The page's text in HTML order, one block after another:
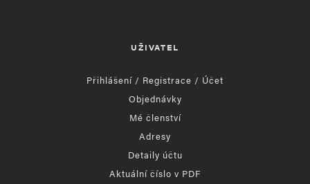
UŽIVATEL
Přihlášení / Registrace / Účet
Objednávky
Mé členství
Adresy
Detaily účtu
Aktuální číslo v PDF